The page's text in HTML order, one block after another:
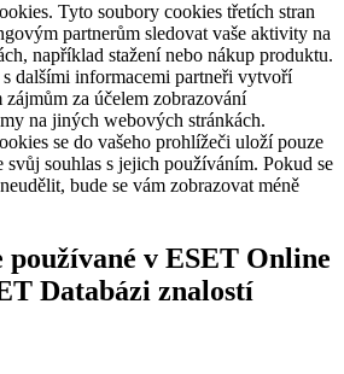
Tyto soubory cookies třetích stran
partnerům sledovat vaše aktivity na
například stažení nebo nákup produktu.
dalšími informacemi partneři vytvoří
za účelem zobrazování
na jiných webových stránkách.
se do vašeho prohlížeči uloží pouze
svůj souhlas s jejich používáním. Pokud se
bude se vám zobrazovat méně
používané v ESET Online
Databázi znalostí